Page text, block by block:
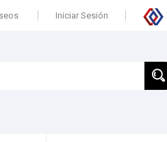
Iniciar Sesión